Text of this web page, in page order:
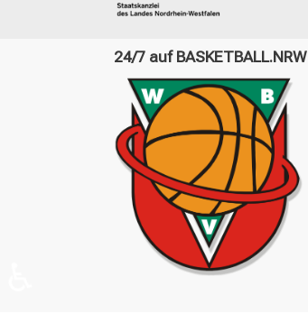
24/7 auf BASKETBALL.NRW